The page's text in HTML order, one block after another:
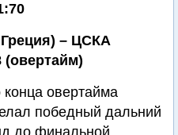
– ЦСКА
(овертайм)
овертайма
победный дальний
до финальной